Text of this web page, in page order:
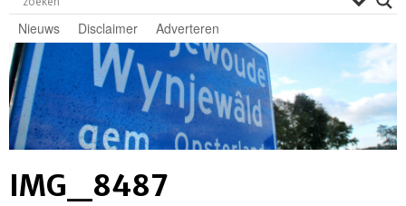
Nieuws Disclaimer Adverteren
IMG_8487